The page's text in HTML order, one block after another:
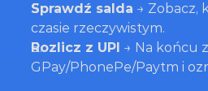
Sprawdź salda → Zobacz,
czasie rzeczywistym.
Rozlicz z UPI → Na końcu
GPay/PhonePe/Paytm i